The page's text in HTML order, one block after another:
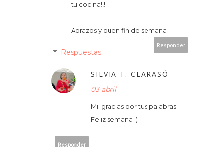
tu cocina!!!
Abrazos y buen fin de semana
Responder
Respuestas
SILVIA T. CLARASÓ
03 abril
Mil gracias por tus palabras.
Feliz semana :)
Responder